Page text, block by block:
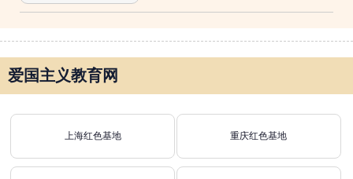
爱国主义教育网
上海红色基地 重庆红色基地